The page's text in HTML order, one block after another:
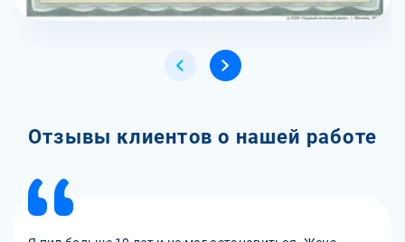
Отзывы клиентов о нашей работе